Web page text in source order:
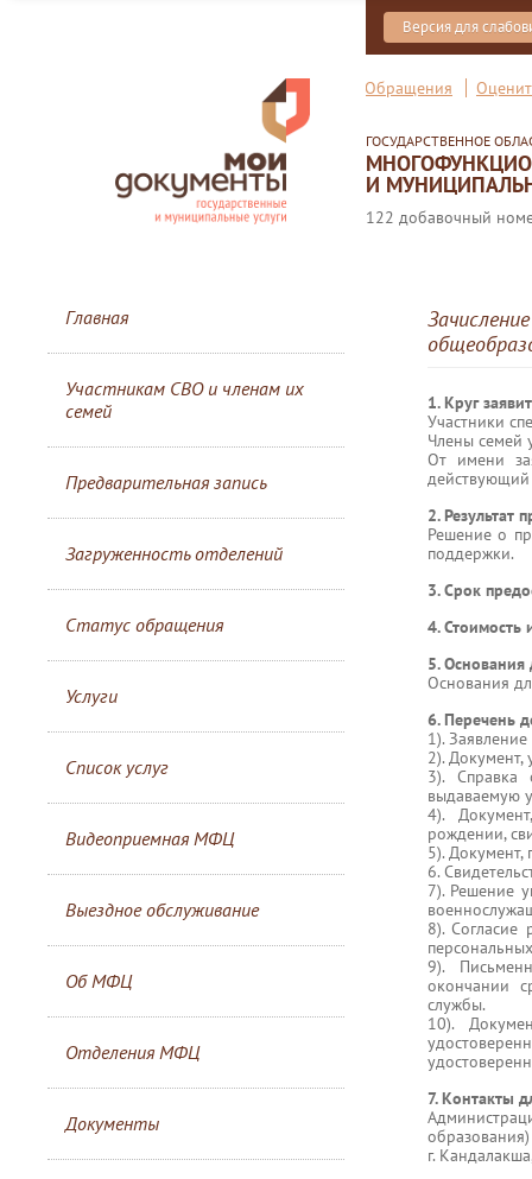
Версия для
Обращения
ГОСУДАРСТВЕННОЕ
И
122 добавочный
Главная
Участникам СВО и членам их
семей
Предварительная запись
Загруженность отделений
Статус обращения
Услуги
Список услуг
Видеоприемная МФЦ
Выездное обслуживание
Об МФЦ
Отделения МФЦ
Документы
1. Круг
Участники
Члены семей
От имени
действующий
2. Результат
Решение о
поддержки.
3. Срок
4. Стоимость
5. Основания
Основания
6. Перечень
1).
2). Документ,
3). Справка
выдаваемую
4).
рождении,
5). Документ,
6.
7). Решение
8). Согласие
9).
окончании
службы.
10).
7. Контакты
образования)
г.